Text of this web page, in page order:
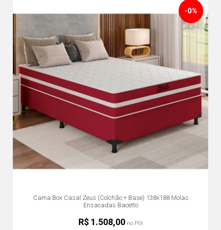
Cama Box Casal Zeus (Colchão + Base) 138x188 Molas
Ensacadas Bacetto
-0%
R$ 1.508,00no PIX